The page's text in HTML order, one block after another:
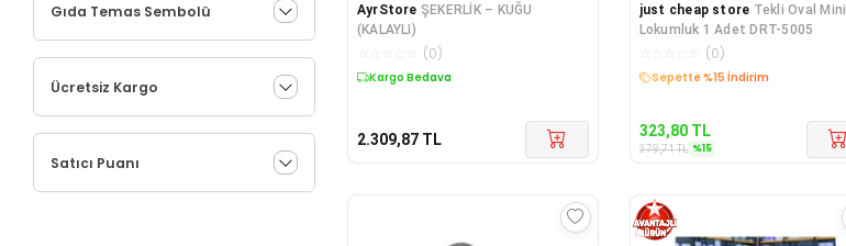
Gıda Temas Sembolü
Ücretsiz Kargo
Satıcı Puanı
AyrStore ŞEKERLİK – KUĞU
(KALAYLI)
(0)
Kargo Bedava
2.309,87 TL
just cheap store Tekli Oval Mini
Lokumluk 1 Adet DRT-5005
(0)
Kargo Bedava
323,80 TL
379,71TL %15